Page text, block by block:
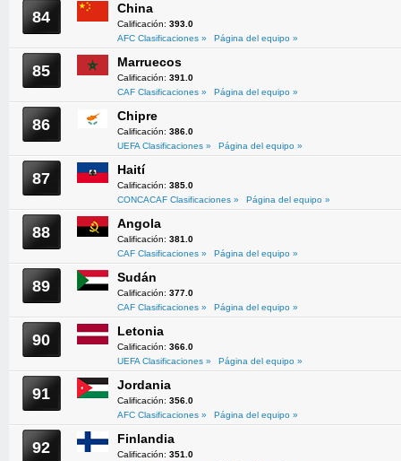
84 China
Calificación: 393.0
AFC Clasificaciones »
Página del equipo »
85 Marruecos
Calificación: 391.0
CAF Clasificaciones »
Página del equipo »
86 Chipre
Calificación: 386.0
UEFA Clasificaciones »
Página del equipo »
87 Haití
Calificación: 385.0
CONCACAF Clasificaciones »
Página del equipo »
88 Angola
Calificación: 381.0
CAF Clasificaciones »
Página del equipo »
89 Sudán
Calificación: 377.0
CAF Clasificaciones »
Página del equipo »
90 Letonia
Calificación: 366.0
UEFA Clasificaciones »
Página del equipo »
91 Jordania
Calificación: 356.0
AFC Clasificaciones »
Página del equipo »
92 Finlandia
Calificación: 351.0